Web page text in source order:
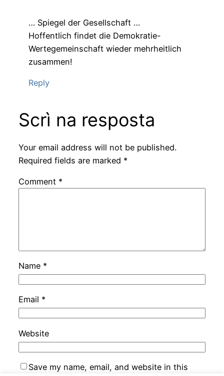
… Spiegel der Gesellschaft …
Hoffentlich findet die Demokratie-
Wertegemeinschaft wieder mehrheitlich
zusammen!
Reply
Scrì na resposta
Your email address will not be published.
Required fields are marked *
Comment *
Name *
Email *
Website
Save my name, email, and website in this